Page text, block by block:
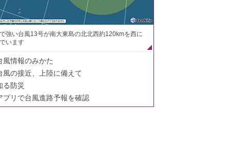
強い台風13号が南大東島の北北西約120kmを西に
います
風情報のみかた
風の接近、上陸に備えて
る防災
プリで台風進路予報を確認